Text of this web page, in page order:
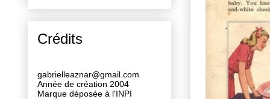
Crédits
gabrielleaznar@gmail.com
Année de création 2004
Marque déposée à l'INPI